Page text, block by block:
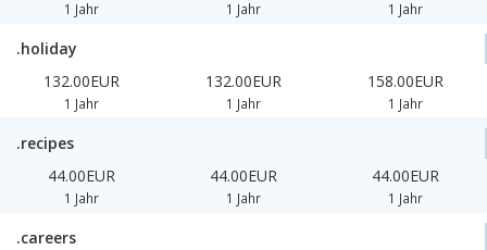
1 Jahr 1 Jahr 1 Jahr
.holiday
132.00EUR
1 Jahr
132.00EUR
1 Jahr
158.00EUR
1 Jahr
.recipes
44.00EUR
1 Jahr
44.00EUR
1 Jahr
44.00EUR
1 Jahr
.careers